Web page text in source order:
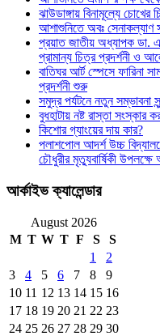
ঝাউডাঙ্গায় বিনামূল্যে চোখের
আশাশুনিতে অবঃ সেনাকল্যাণ
প্রয়াত জাতীয় অধ্যাপক ডা.
প্রামান্য চিত্র প্রদর্শনী ও
বাতিঘর আর্ট স্পেসে ফারিনা
প্রদর্শনী শুরু
সমুদ্র পর্যটনে নতুন সম্ভাবনা
বুধহাটায় নষ্ট রাস্তা
কিশোর গ্যাংয়ের দায় কার?
পলাশপোল আদর্শ উচ্চ
চৌধুরীর মৃত্যুবার্ষিকী
আর্কাইভ ক্যালেন্ডার
August 2026
M T W T F S
S
1
2
3
4 5 6 7 8
9
10 11 12 13 14 15 16
17 18 19 20 21 22 23
24 25 26 27 28 29 30